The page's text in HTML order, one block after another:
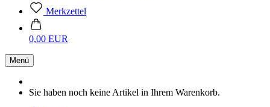
Merkzettel
0,00 EUR
Menü
Sie haben noch keine Artikel in Ihrem Warenkorb.